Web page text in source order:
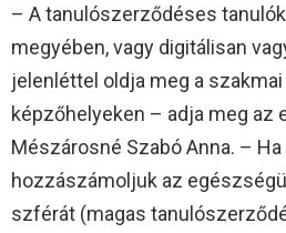
– A tanulószerződéses
megyében, vagy digitálisan
jelenléttel oldja meg a szakmai
képzőhelyeken – adja meg az
Mészárosné Szabó Anna. –
hozzászámoljuk az
szférát (magas